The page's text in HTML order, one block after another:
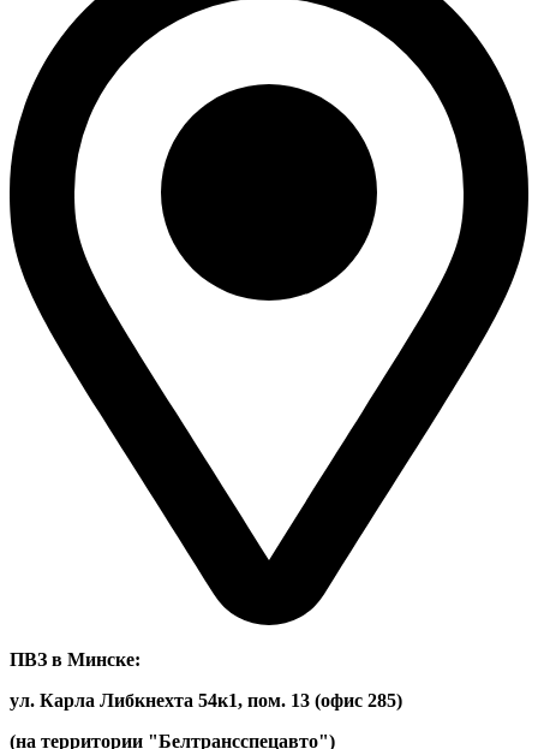
ПВЗ в Минске:
ул. Карла Либкнехта 54к1, пом. 13 (офис 285)
(на территории "Белтрансспецавто")